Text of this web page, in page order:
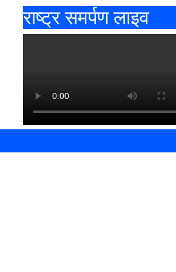
राष्ट्र समर्पण लाइव